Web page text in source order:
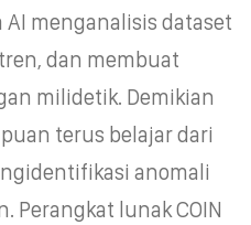
menganalisis dataset
dan membuat
milidetik. Demikian
terus belajar dari
anomali
Perangkat lunak COIN